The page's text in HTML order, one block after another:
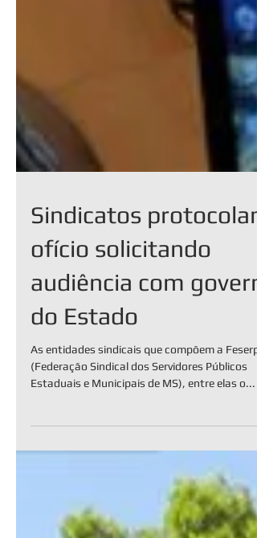
Sindicatos protocolam
ofício solicitando
audiência com
do Estado
(Federação Sindical dos Servidores Públicos
Estaduais e Municipais de MS), entre elas o...